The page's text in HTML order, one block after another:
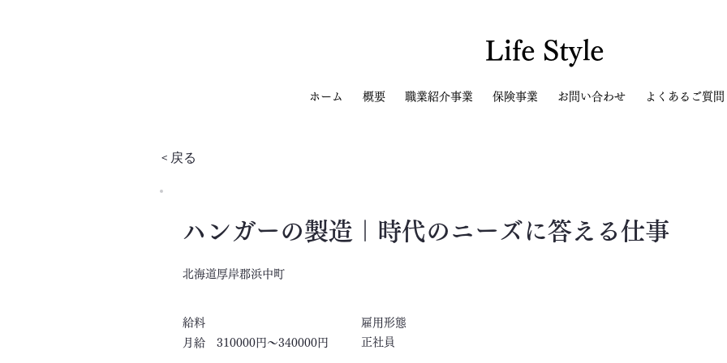
Life Style
ホーム 概要 職業紹介事業 保険事業 お問い合わせ よくあるご質問
< 戻る
ハンガーの製造｜時代のニーズに答える仕事
北海道厚岸郡浜中町
​給料
​雇用形態
月給 310000円～340000円
正社員